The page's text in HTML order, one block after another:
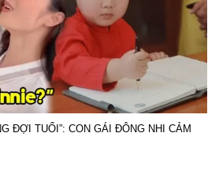
ĐỢI TUỔI”: CON GÁI ĐÔNG NHI CẢM